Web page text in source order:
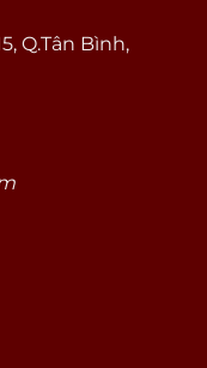
Q.Tân Bình,